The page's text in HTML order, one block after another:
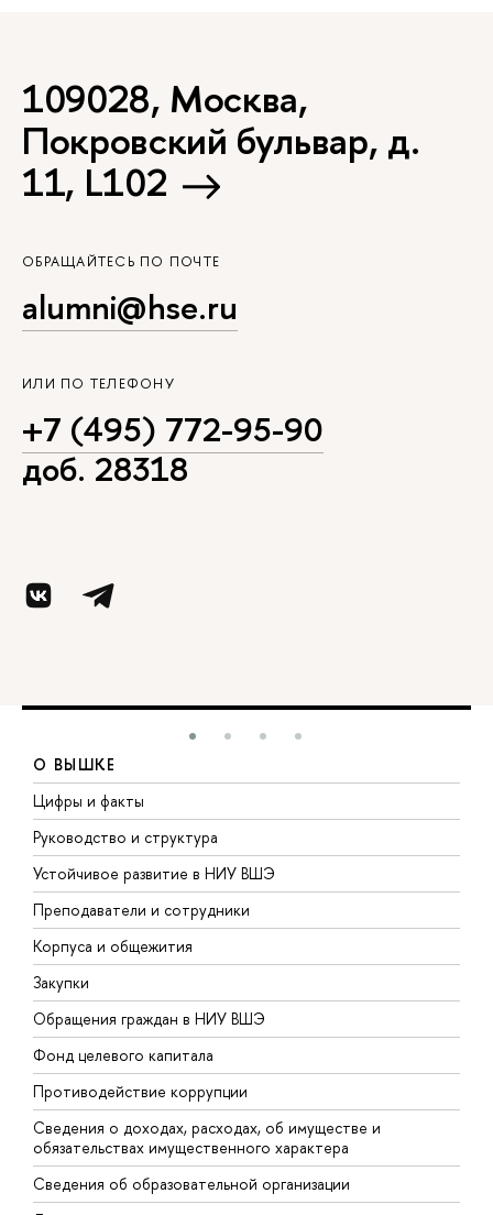
109028, Москва,
Покровский бульвар, д.
11, L102
ОБРАЩАЙТЕСЬ ПО ПОЧТЕ
alumni@hse.ru
ИЛИ ПО ТЕЛЕФОНУ
+7 (495) 772-95-90
доб. 28318
О ВЫШКЕ
Цифры и факты
Руководство и структура
Устойчивое развитие в НИУ ВШЭ
Преподаватели и сотрудники
Корпуса и общежития
Закупки
Обращения граждан в НИУ ВШЭ
Фонд целевого капитала
Противодействие коррупции
Сведения о доходах, расходах, об имуществе и
обязательствах имущественного характера
Сведения об образовательной организации